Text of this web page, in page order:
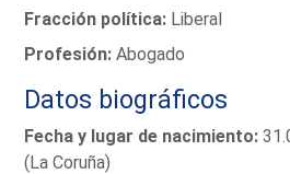
Fracción política: Liberal
Profesión: Abogado
Datos biográficos
Fecha y lugar de nacimiento:
(La Coruña)